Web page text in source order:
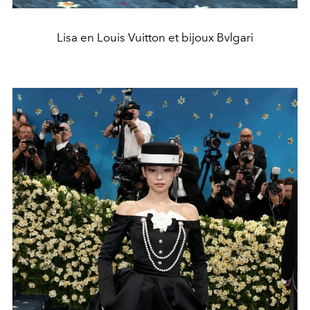
Lisa en Louis Vuitton et bijoux Bvlgari